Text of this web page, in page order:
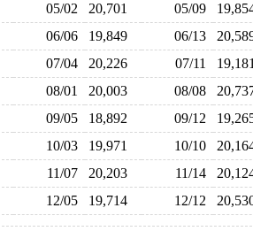
05/02 20,701 05/09
06/06 19,849 06/13
07/04 20,226 07/11
08/01 20,003 08/08
09/05 18,892 09/12
10/03 19,971 10/10
11/07 20,203 11/14
12/05 19,714 12/12